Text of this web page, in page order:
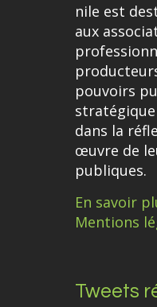
nile est
aux
pouvoirs
dans la
œuvre de
publiques.
En savoir
Mentions
Tweets